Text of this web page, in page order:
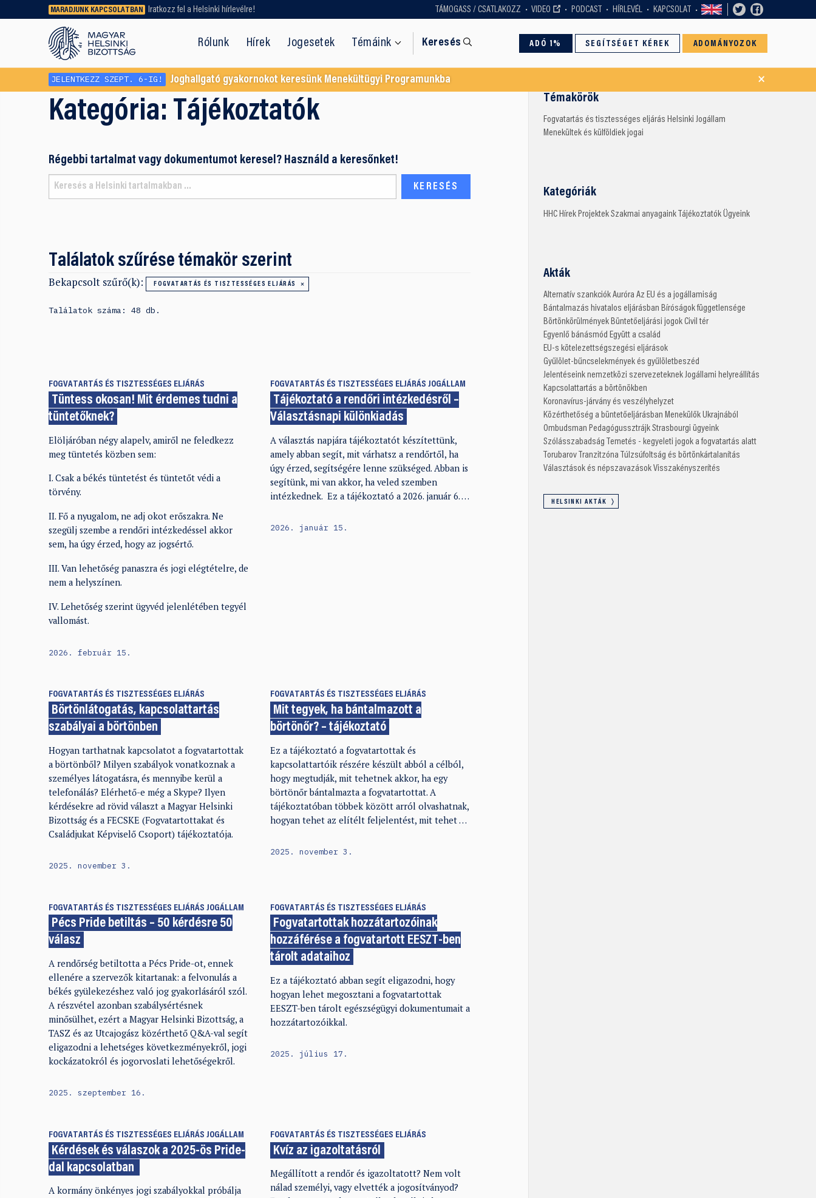
MARADJUNK KAPCSOLATBAN Iratkozz fel a Helsinki hírlevélre! TÁMOGASS / CSATLAKOZZ VIDEO PODCAST HÍRLEVÉL KAPCSOLAT
Rólunk Hírek Jogesetek Témáink Keresés ADÓ 1% SEGÍTSÉGET KÉREK ADOMÁNYOZOK
Régebbi tartalmat vagy
dokumentumot keresel? Használd a
keresőnket!
JELENTKEZZ SZEPT. 6-IG! Joghallgató gyakornokot keresünk Menekültügyi Programunkba ×
Kategória: Tájékoztatók
Régebbi tartalmat vagy dokumentumot keresel? Használd a keresőnket!
Találatok szűrése témakör szerint
Bekapcsolt szűrő(k): FOGVATARTÁS ÉS TISZTESSÉGES ELJÁRÁS
Találatok száma: 48 db.
FOGVATARTÁS ÉS TISZTESSÉGES ELJÁRÁS
Tüntess okosan! Mit érdemes tudni a
tüntetőknek?
Elöljáróban négy alapelv, amiről ne feledkezz
meg tüntetés közben sem:
I. Csak a békés tüntetést és tüntetőt védi a
törvény.
II. Fő a nyugalom, ne adj okot erőszakra. Ne
szegülj szembe a rendőri intézkedéssel akkor
sem, ha úgy érzed, hogy az jogsértő.
III. Van lehetőség panaszra és jogi elégtételre, de
nem a helyszínen.
IV. Lehetőség szerint ügyvéd jelenlétében tegyél
vallomást.
2026. február 15.
FOGVATARTÁS ÉS TISZTESSÉGES ELJÁRÁS JOGÁLLAM
Tájékoztató a rendőri intézkedésről –
Választásnapi különkiadás
A választás napjára tájékoztatót készítettünk,
amely abban segít, mit várhatsz a rendőrtől, ha
úgy érzed, segítségére lenne szükséged. Abban is
segítünk, mi van akkor, ha veled szemben
intézkednek. Ez a tájékoztató a 2026. január 6. …
2026. január 15.
FOGVATARTÁS ÉS TISZTESSÉGES ELJÁRÁS
Börtönlátogatás, kapcsolattartás
szabályai a börtönben
Hogyan tarthatnak kapcsolatot a fogvatartottak
a börtönből? Milyen szabályok vonatkoznak a
személyes látogatásra, és mennyibe kerül a
telefonálás? Elérhető-e még a Skype? Ilyen
kérdésekre ad rövid választ a Magyar Helsinki
Bizottság és a FECSKE (Fogvatartottakat és
Családjukat Képviselő Csoport) tájékoztatója.
2025. november 3.
FOGVATARTÁS ÉS TISZTESSÉGES ELJÁRÁS
Mit tegyek, ha bántalmazott a
börtönőr? – tájékoztató
Ez a tájékoztató a fogvatartottak és
kapcsolattartóik részére készült abból a célból,
hogy megtudják, mit tehetnek akkor, ha egy
börtönőr bántalmazta a fogvatartottat. A
tájékoztatóban többek között arról olvashatnak,
hogyan tehet az elítélt feljelentést, mit tehet …
2025. november 3.
FOGVATARTÁS ÉS TISZTESSÉGES ELJÁRÁS JOGÁLLAM
Pécs Pride betiltás – 50 kérdésre 50
válasz
A rendőrség betiltotta a Pécs Pride-ot, ennek
ellenére a szervezők kitartanak: a felvonulás a
békés gyülekezéshez való jog gyakorlásáról szól.
A részvétel azonban szabálysértésnek
minősülhet, ezért a Magyar Helsinki Bizottság, a
TASZ és az Utcajogász közérthető Q&A-val segít
eligazodni a lehetséges következményekről, jogi
kockázatokról és jogorvoslati lehetőségekről.
2025. szeptember 16.
FOGVATARTÁS ÉS TISZTESSÉGES ELJÁRÁS
Fogvatartottak hozzátartozóinak
hozzáférése a fogvatartott EESZT-ben
tárolt adataihoz
Ez a tájékoztató abban segít eligazodni, hogy
hogyan lehet megosztani a fogvatartottak
EESZT-ben tárolt egészségügyi dokumentumait a
hozzátartozóikkal.
2025. július 17.
FOGVATARTÁS ÉS TISZTESSÉGES ELJÁRÁS JOGÁLLAM
Kérdések és válaszok a 2025-ös Pride-
dal kapcsolatban
A kormány önkényes jogi szabályokkal próbálja
FOGVATARTÁS ÉS TISZTESSÉGES ELJÁRÁS
Kvíz az igazoltatásról
Megállított a rendőr és igazoltatott? Nem volt
nálad személyi, vagy elvették a jogosítványod?
Témakörök
Fogvatartás és tisztességes eljárás Helsinki Jogállam
Menekültek és külföldiek jogai
Kategóriák
HHCHírekProjektekSzakmai anyagaink TájékoztatókÜgyeink
Akták
Alternatív szankciókAuróra Az EU és a jogállamiság
Bántalmazás hivatalos eljárásban Bíróságok függetlensége
Börtönkörülmények Büntetőeljárási jogokCivil tér
Egyenlő bánásmód Együtt a család
EU-s kötelezettségszegési eljárások
Gyűlölet-bűncselekmények és gyűlöletbeszéd
Jelentéseink nemzetközi szervezeteknekJogállami helyreállítás
Kapcsolattartás a börtönökben
Koronavírus-járvány és veszélyhelyzet
Közérthetőség a büntetőeljárásban Menekülők Ukrajnából
Ombudsman PedagógussztrájkStrasbourgi ügyeink
Szólásszabadság Temetés - kegyeleti jogok a fogvatartás alatt
TorubarovTranzitzóna Túlzsúfoltság és börtönkártalanítás
Választások és népszavazásokVisszakényszerítés
HELSINKI AKTÁK